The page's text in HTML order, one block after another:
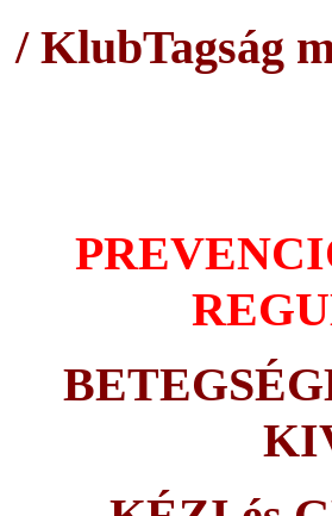
/ KlubTagság